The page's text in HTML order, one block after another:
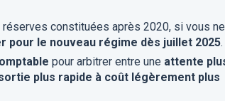
réserves constituées après 2020, si vous ne
pour le nouveau régime dès juillet 2025.
pour arbitrer entre une attente
plus rapide à coût légèrement plus